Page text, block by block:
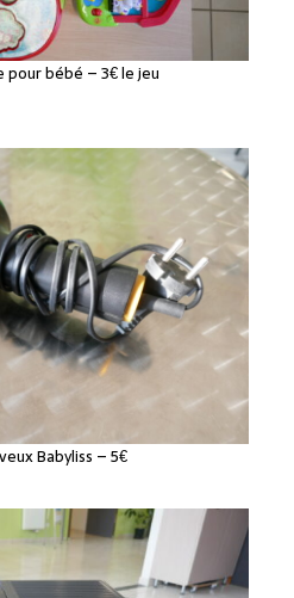
pour bébé – 3€ le jeu
Babyliss – 5€